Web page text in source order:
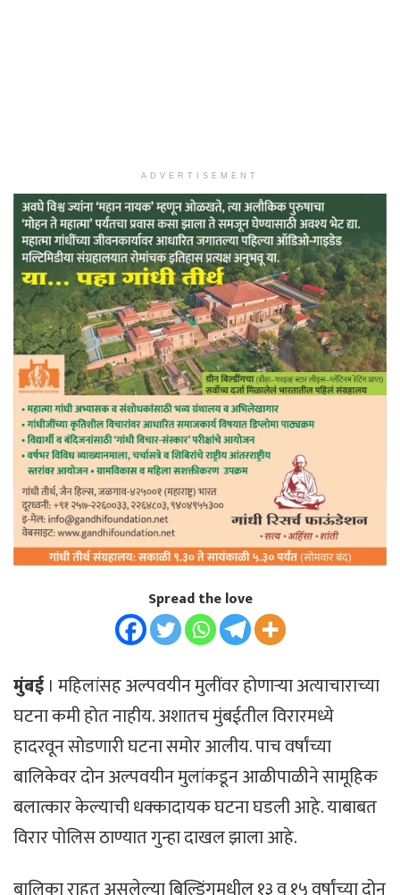
ADVERTISEMENT
Spread the love
मुंबई । महिलांसह अल्पवयीन मुलींवर होणाऱ्या अत्याचाराच्या
घटना कमी होत नाहीय. अशातच मुंबईतील विरारमध्ये
हादरवून सोडणारी घटना समोर आलीय. पाच वर्षांच्या
बालिकेवर दोन अल्पवयीन मुलांकडून आळीपाळीने सामूहिक
बलात्कार केल्याची धक्कादायक घटना घडली आहे. याबाबत
विरार पोलिस ठाण्यात गुन्हा दाखल झाला आहे.